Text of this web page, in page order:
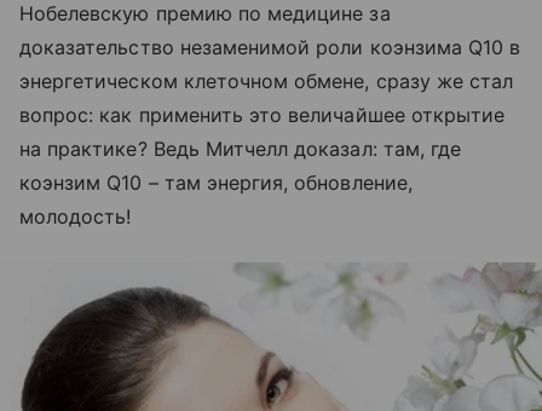
Нобелевскую премию по медицине за
доказательство незаменимой роли коэнзима Q10 в
энергетическом клеточном обмене, сразу же стал
вопрос: как применить это величайшее открытие
на практике? Ведь Митчелл доказал: там, где
коэнзим Q10 – там энергия, обновление,
молодость!